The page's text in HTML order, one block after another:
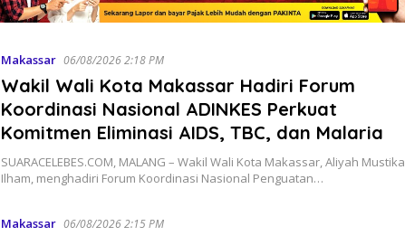
Makassar 06/08/2026 2:18 PM
Wakil Wali Kota Makassar Hadiri Forum
Koordinasi Nasional ADINKES Perkuat
Komitmen Eliminasi AIDS, TBC, dan Malaria
SUARACELEBES.COM, MALANG – Wakil Wali Kota Makassar, Aliyah Mustika
Ilham, menghadiri Forum Koordinasi Nasional Penguatan…
Makassar 06/08/2026 2:15 PM